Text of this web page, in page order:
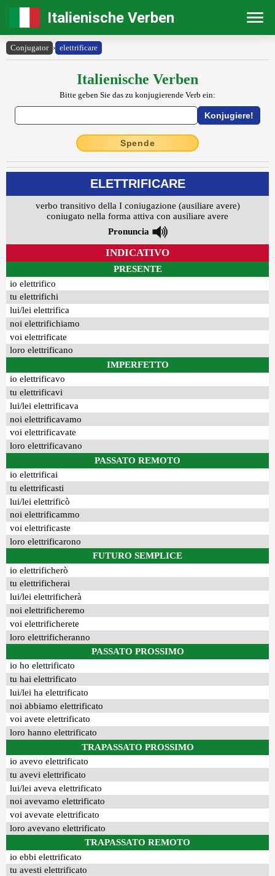
Italienische Verben
Conjugator › elettrificare
Italienische Verben
Bitte geben Sie das zu konjugierende Verb ein:
Spende
ELETTRIFICARE
verbo transitivo della I coniugazione (ausiliare avere)
coniugato nella forma attiva con ausiliare avere
Pronuncia
INDICATIVO
PRESENTE
io elettrifico
tu elettrifichi
lui/lei elettrifica
noi elettrifichiamo
voi elettrificate
loro elettrificano
IMPERFETTO
io elettrificavo
tu elettrificavi
lui/lei elettrificava
noi elettrificavamo
voi elettrificavate
loro elettrificavano
PASSATO REMOTO
io elettrificai
tu elettrificasti
lui/lei elettrificò
noi elettrificammo
voi elettrificaste
loro elettrificarono
FUTURO SEMPLICE
io elettrificherò
tu elettrificherai
lui/lei elettrificherà
noi elettrificheremo
voi elettrificherete
loro elettrificheranno
PASSATO PROSSIMO
io ho elettrificato
tu hai elettrificato
lui/lei ha elettrificato
noi abbiamo elettrificato
voi avete elettrificato
loro hanno elettrificato
TRAPASSATO PROSSIMO
io avevo elettrificato
tu avevi elettrificato
lui/lei aveva elettrificato
noi avevamo elettrificato
voi avevate elettrificato
loro avevano elettrificato
TRAPASSATO REMOTO
io ebbi elettrificato
tu avesti elettrificato